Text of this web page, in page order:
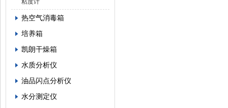
粘度计
热空气消毒箱
培养箱
凯朗干燥箱
水质分析仪
油品闪点分析仪
水分测定仪